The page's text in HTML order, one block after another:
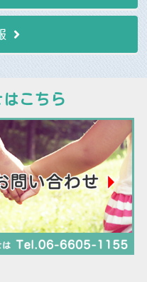
こちら